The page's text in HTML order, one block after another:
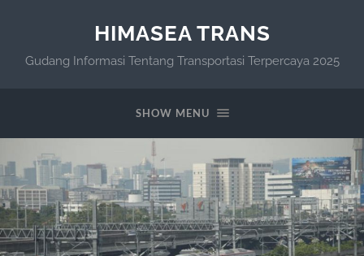
HIMASEA TRANS
Gudang Informasi Tentang Transportasi Terpercaya 2025
SHOW MENU